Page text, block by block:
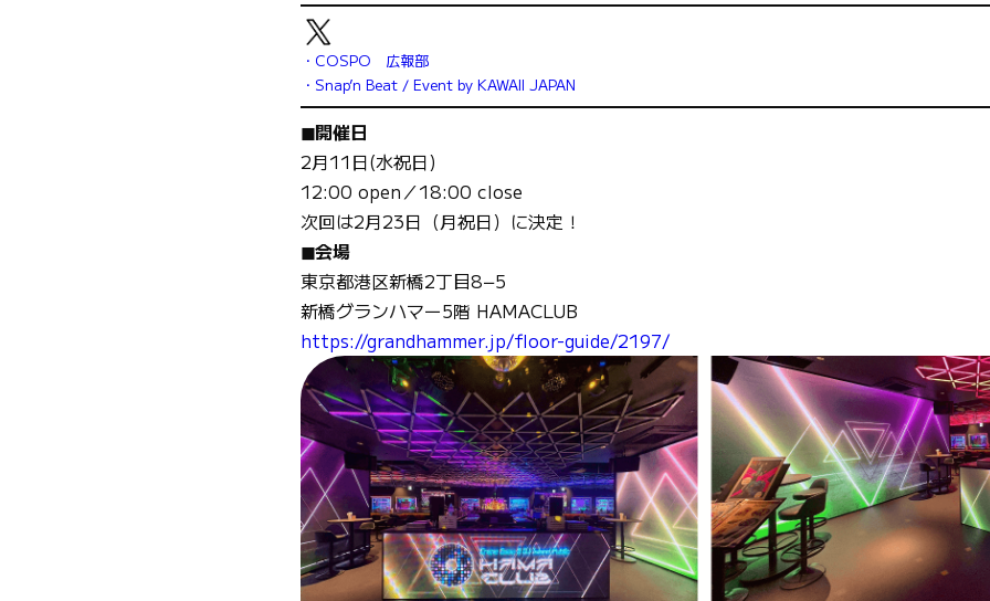
・COSPO 広報部
・Snap’n Beat / Event by KAWAII JAPAN
◼︎開催日
2月11日(水祝日)
12:00 open／18:00 close
次回は2月23日（月祝日）に決定！
◼︎会場
東京都港区新橋2丁目8−5
新橋グランハマー5階 HAMACLUB
https://grandhammer.jp/floor-guide/2197/